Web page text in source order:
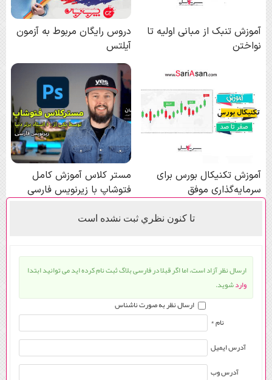
تا كنون نظري ثبت نشده است
ارسال نظر آزاد است، اما اگر قبلا در فارسی بلاگ ثبت نام کرده اید می توانید ابتدا
واردشوید.
ارسال نظر به صورت ناشناس
نام *
آدرس ایمیل
آدرس وب